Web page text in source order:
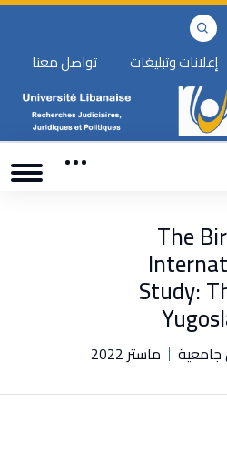
إعلانات وتبليغات تواصل معنا
The
Study:
جامعية ماستر 2022